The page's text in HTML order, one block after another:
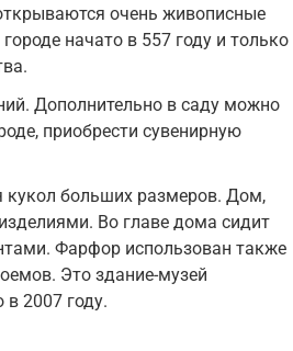
очень живописные
начато в 557 году и только
Дополнительно в саду можно
приобрести сувенирную
больших размеров. Дом,
Во главе дома сидит
Фарфор использован также
Это здание-музей
2007 году.